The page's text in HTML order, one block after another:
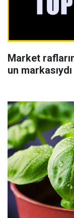
Market
un markasıydı